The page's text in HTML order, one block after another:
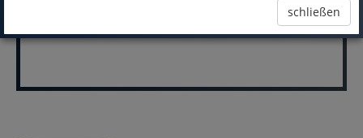
schließen